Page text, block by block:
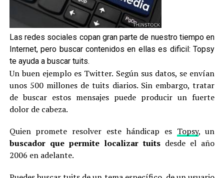
Las redes sociales copan gran parte de nuestro tiempo en
Internet, pero buscar contenidos en ellas es dificil: Topsy
te ayuda a buscar tuits.
Un buen ejemplo es Twitter. Según sus datos, se envían
unos 500 millones de tuits diarios. Sin embargo, tratar
de buscar estos mensajes puede producir un fuerte
dolor de cabeza.
Quien promete resolver este hándicap es Topsy, un
buscador que permite localizar tuits desde el año
2006 en adelante.